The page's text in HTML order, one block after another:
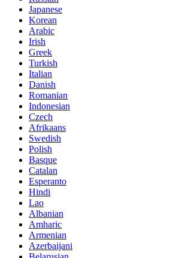
Japanese
Korean
Arabic
Irish
Greek
Turkish
Italian
Danish
Romanian
Indonesian
Czech
Afrikaans
Swedish
Polish
Basque
Catalan
Esperanto
Hindi
Lao
Albanian
Amharic
Armenian
Azerbaijani